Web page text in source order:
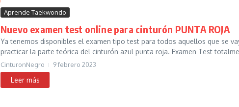
Aprende Taekwondo
Nuevo examen test online para cinturón PUNTA ROJA
Ya tenemos disponibles el examen tipo test para todos aquellos que se
practicar la parte teórica del cinturón azul punta roja. Examen Test
CinturonNegro 9 febrero 2023